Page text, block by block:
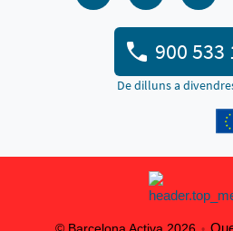
900 533
De dilluns a